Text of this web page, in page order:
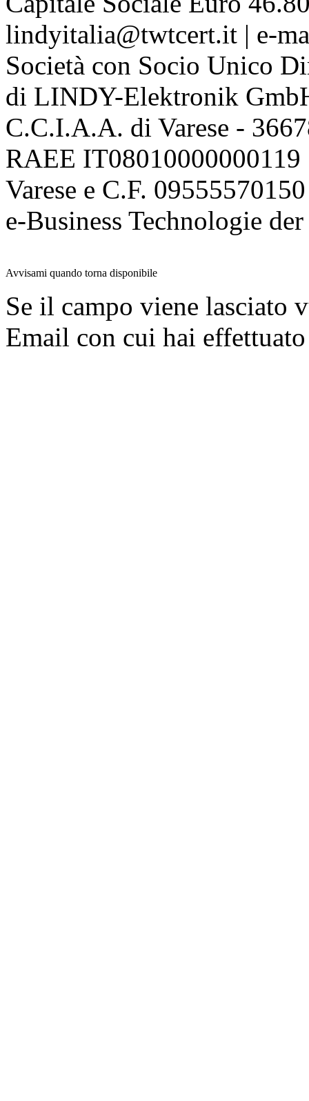
lindyitalia@twtcert.it | e-
Società con Socio Unico
di LINDY-Elektronik
C.C.I.A.A. di Varese -
RAEE
Varese e C.F. 09555570150
e-Business Technologie
Avvisami quando torna disponibile
Se il campo viene lasciato
Email con cui hai